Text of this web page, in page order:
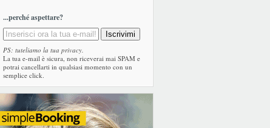
...perché aspettare?
PS: tuteliamo la tua privacy.
La tua e-mail è sicura, non riceverai mai SPAM e
potrai cancellarti in qualsiasi momento con un
semplice click.